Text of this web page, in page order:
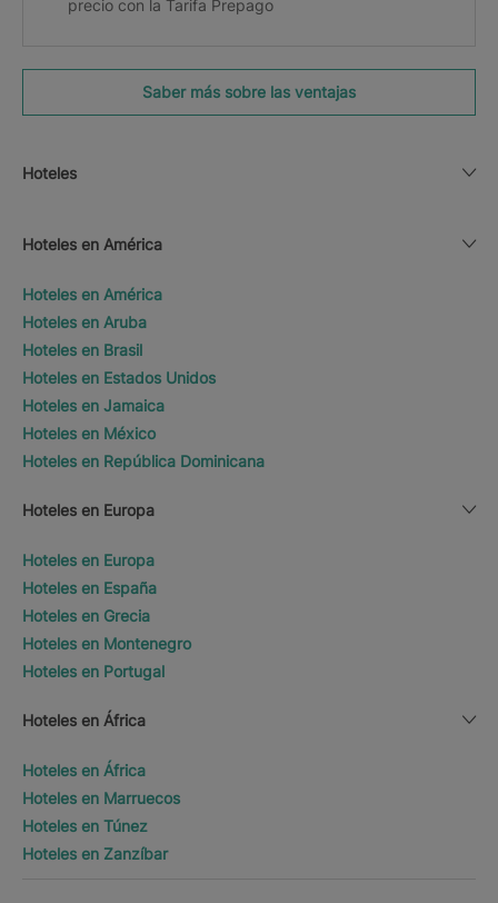
precio con la Tarifa Prepago
Saber más sobre las ventajas
Hoteles
Hoteles en América
Hoteles en América
Hoteles en Aruba
Hoteles en Brasil
Hoteles en Estados Unidos
Hoteles en Jamaica
Hoteles en México
Hoteles en República Dominicana
Hoteles en Europa
Hoteles en Europa
Hoteles en España
Hoteles en Grecia
Hoteles en Montenegro
Hoteles en Portugal
Hoteles en África
Hoteles en África
Hoteles en Marruecos
Hoteles en Túnez
Hoteles en Zanzíbar